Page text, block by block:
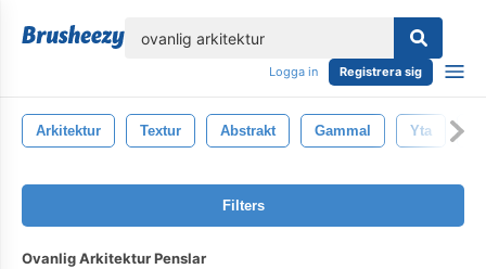
Logga in Registrera sig
Arkitektur Textur Abstrakt Gammal Yta
Filters
Ovanlig Arkitektur Penslar